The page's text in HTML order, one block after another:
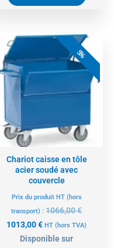
5%
Chariot caisse en tôle
acier soudé avec
couvercle
Prix du produit HT (hors
transport) :1066,00€
Le
prix
initial
était :
1066,00
1013,00€
Le
actuel
1013,00 €.
HT (hors TVA)
Disponible sur